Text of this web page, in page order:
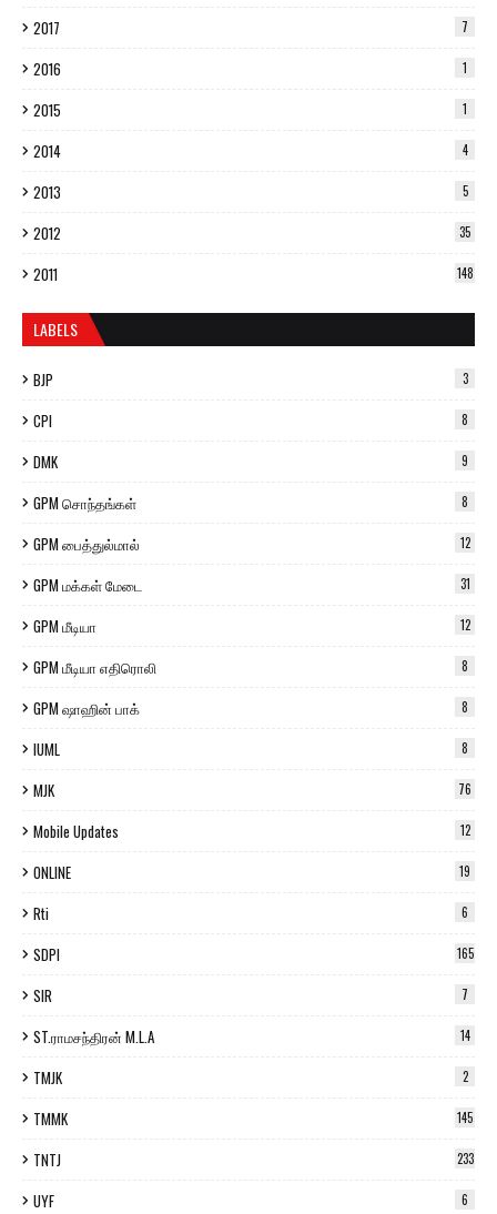
2017 7
2016 1
2015 1
2014 4
2013 5
2012 35
2011 148
LABELS
BJP 3
CPI 8
DMK 9
GPM சொந்தங்கள் 8
GPM பைத்துல்மால் 12
GPM மக்கள் மேடை 31
GPM மீடியா 12
GPM மீடியா எதிரொலி 8
GPM ஷாஹின் பாக் 8
IUML 8
MJK 76
Mobile Updates 12
ONLINE 19
Rti 6
SDPI 165
SIR 7
ST.ராமசந்திரன் M.L.A 14
TMJK 2
TMMK 145
TNTJ 233
UYF 6